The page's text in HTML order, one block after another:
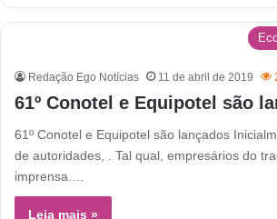
Redação Ego Notícias 11 de abril de 2019
61º Conotel e Equipotel são
61º Conotel e Equipotel são lançados
de autoridades, . Tal qual, empresários do
imprensa.…
Leia mais »